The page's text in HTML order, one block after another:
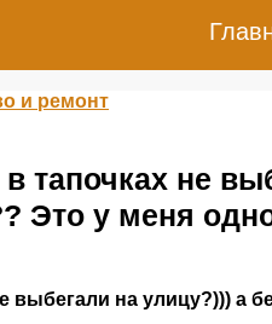
и ремонт
тапочках не
Это у меня
выбегали на улицу?))) а